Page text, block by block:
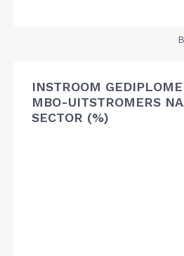
INSTROOM
MBO-UITSTROMERS
SECTOR (%)